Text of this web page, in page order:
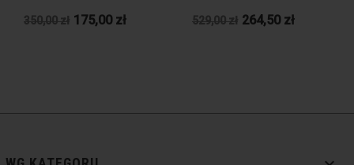
350,00 zł 175,00 zł 529,00 zł 264,50 zł